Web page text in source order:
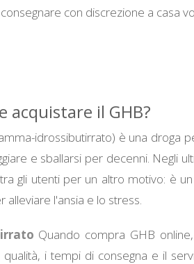
con discrezione a casa
acquistare il GHB?
idrossibutirrato) è una droga
e sballarsi per decenni. Negli
gli utenti per un altro motivo: è
l'ansia e lo stress.
Quando compra GHB
i tempi di consegna e il